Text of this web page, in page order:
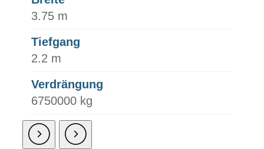
3.75 m
Tiefgang
2.2 m
Verdrängung
6750000 kg